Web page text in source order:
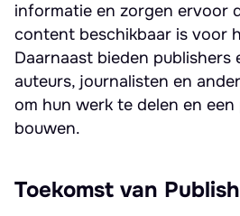
informatie en zorgen ervoor
content beschikbaar is voor
Daarnaast bieden
auteurs, journalisten en
om hun werk te delen en
bouwen.
Toekomst van